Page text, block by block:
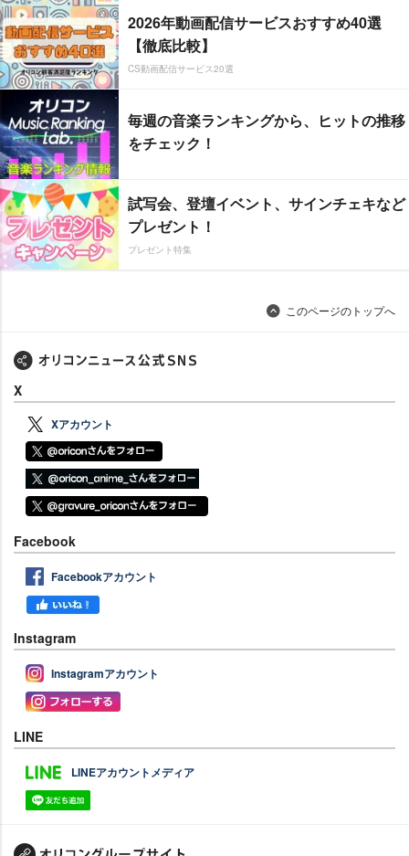
2026年動画配信サービスおすすめ40選
【徹底比較】
CS動画配信サービス20選
毎週の音楽ランキングから、ヒットの推移
をチェック！
試写会、登壇イベント、サインチェキなど
プレゼント！
プレゼント特集
このページのトップへ
X
Xアカウント
Facebook
Facebookアカウント
Instagram
Instagramアカウント
LINE
LINEアカウントメディア